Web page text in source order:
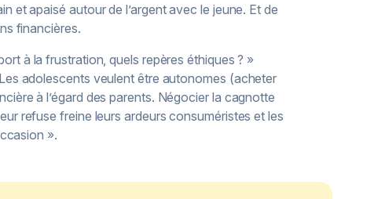
et apaisé autour de l’argent avec le jeune. Et de
financières.
à la frustration, quels repères éthiques ? »
adolescents veulent être autonomes (acheter
à l’égard des parents. Négocier la cagnotte
refuse freine leurs ardeurs consuméristes et les
».